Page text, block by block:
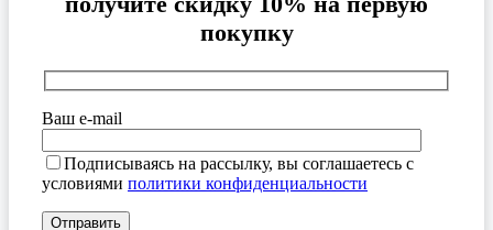
покупку
Ваш e-mail
Подписываясь на рассылку, вы соглашаетесь с
условиями политики конфиденциальности